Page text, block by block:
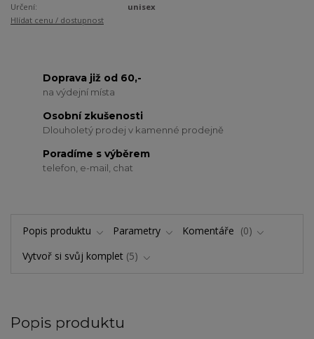
Určení:
unisex
Hlídat cenu / dostupnost
Doprava již od 60,-
na výdejní místa
Osobní zkušenosti
Dlouholetý prodej v kamenné prodejně
Poradíme s výběrem
telefon, e-mail, chat
Popis produktu Parametry Komentáře
0
Vytvoř si svůj komplet 5
Popis produktu